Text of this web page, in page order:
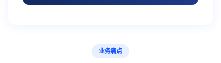
业务痛点